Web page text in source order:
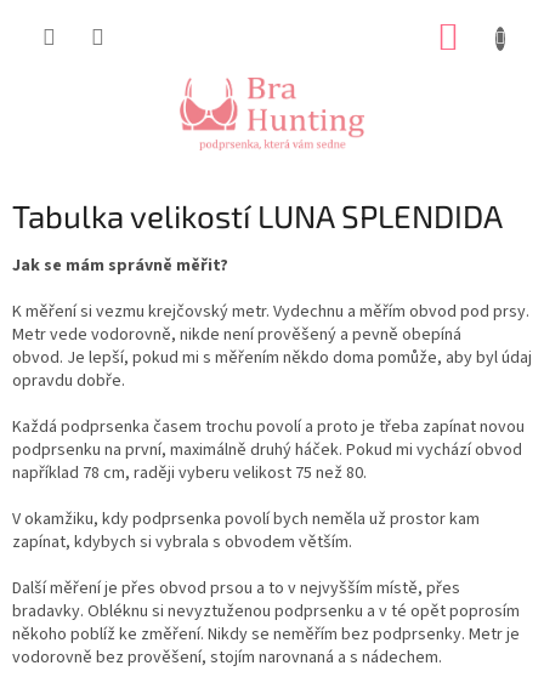
Tabulka velikostí LUNA SPLENDIDA
Jak se mám správně měřit?
K měření si vezmu krejčovský metr. Vydechnu a měřím obvod pod prsy.
Metr vede vodorovně, nikde není prověšený a pevně obepíná
obvod. Je lepší, pokud mi s měřením někdo doma pomůže, aby byl údaj
opravdu dobře.
Každá podprsenka časem trochu povolí a proto je třeba zapínat novou
podprsenku na první, maximálně druhý háček. Pokud mi vychází obvod
například 78 cm, raději vyberu velikost 75 než 80.
V okamžiku, kdy podprsenka povolí bych neměla už prostor kam
zapínat, kdybych si vybrala s obvodem větším.
Další měření je přes obvod prsou a to v nejvyšším místě, přes
bradavky. Obléknu si nevyztuženou podprsenku a v té opět poprosím
někoho poblíž ke změření. Nikdy se neměřím bez podprsenky. Metr je
vodorovně bez prověšení, stojím narovnaná a s nádechem.